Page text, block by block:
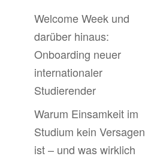
Welcome Week und
darüber hinaus:
Onboarding neuer
internationaler
Studierender
Warum Einsamkeit im
Studium kein Versagen
ist – und was wirklich